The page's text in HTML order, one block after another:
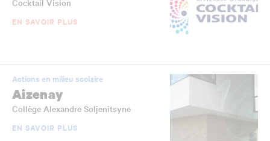
EN SAVOIR PLUS
Actions en milieu scolaire
Aizenay
Collège Alexandre Soljenitsyne
EN SAVOIR PLUS